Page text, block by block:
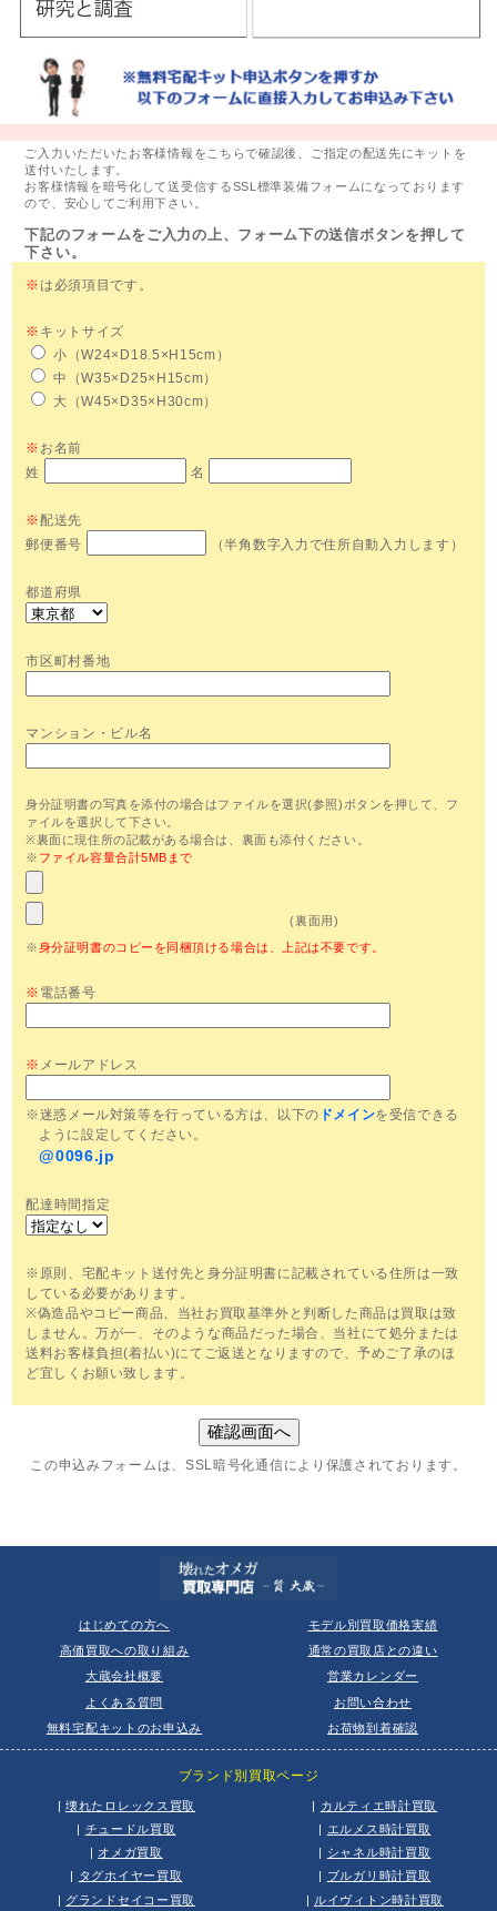
ご入力いただいたお客様情報をこちらで確認後、ご指定の配送先にキットを
送付いたします。
お客様情報を暗号化して送受信するSSL標準装備フォームになっております
ので、安心してご利用下さい。
下記のフォームをご入力の上、フォーム下の送信ボタンを押して
下さい。
※ は必須項目です。
※ キットサイズ
小（W24×D18.5×H15cm）
中（W35×D25×H15cm）
大（W45×D35×H30cm）
※ お名前
姓
名
※ 配送先
郵便番号
（半角数字入力で住所自動入力します）
都道府県
市区町村番地
マンション・ビル名
身分証明書の写真を添付の場合はファイルを選択(参照)ボタンを押して、フ
ァイルを選択して下さい。
※裏面に現住所の記載がある場合は、裏面も添付ください。
※ ファイル容量合計5MBまで
(裏面用)
※身分証明書のコピーを同梱頂ける場合は、上記は不要です。
※ 電話番号
※ メールアドレス
※迷惑メール対策等を行っている方は、以下の ドメインを受信できる
ように設定してください。
@0096.jp
配達時間指定
※原則、宅配キット送付先と身分証明書に記載されている住所は一致
している必要があります。
※偽造品やコピー商品、当社お買取基準外と判断した商品は買取は致
しません。万が一、そのような商品だった場合、当社にて処分または
送料お客様負担(着払い)にてご返送となりますので、予めご了承のほ
ど宜しくお願い致します。
この申込みフォームは、SSL暗号化通信により保護されております。
はじめての方へ
モデル別買取価格実績
高価買取への取り組み
通常の買取店との違い
大蔵会社概要
営業カレンダー
よくある質問
お問い合わせ
無料宅配キットのお申込み
お荷物到着確認
ブランド別買取ページ
|壊れたロレックス買取
| チュードル買取
オメガ買取
タグホイヤー買取
| グランドセイコー買取
| カルティエ時計買取
| エルメス時計買取
シャネル時計買取
ブルガリ時計買取
| ルイヴィトン時計買取